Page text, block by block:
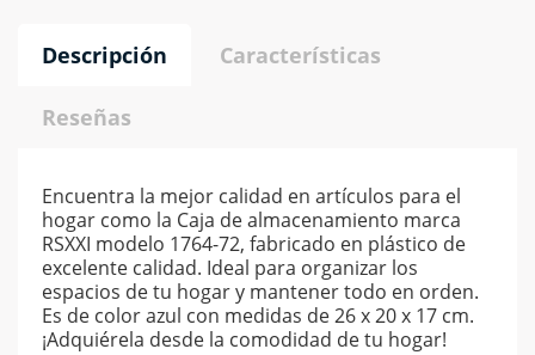
Descripción Características
Reseñas
Encuentra la mejor calidad en artículos para el
hogar como la Caja de almacenamiento marca
RSXXI modelo 1764-72, fabricado en plástico de
excelente calidad. Ideal para organizar los
espacios de tu hogar y mantener todo en orden.
Es de color azul con medidas de 26 x 20 x 17 cm.
¡Adquiérela desde la comodidad de tu hogar!